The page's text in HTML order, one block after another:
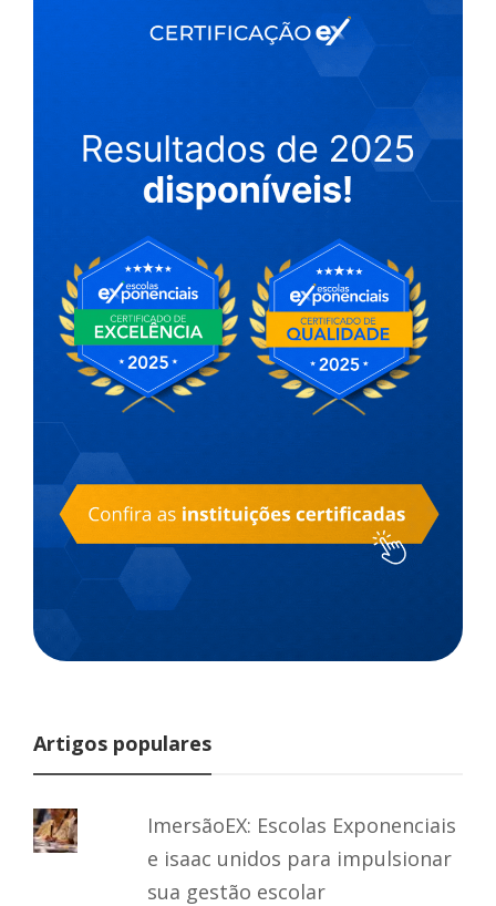
Artigos populares
ImersãoEX: Escolas Exponenciais
e isaac unidos para impulsionar
sua gestão escolar